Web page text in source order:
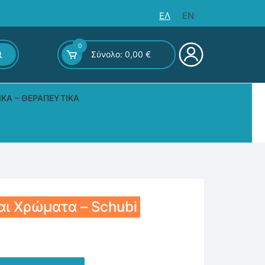
ΕΛ EN
0
Σύνολο:0,00€
– ΘΕΡΑΠΕΥΤΙΚΆ
Επιτραπέζια
Χρώματα – Schubi